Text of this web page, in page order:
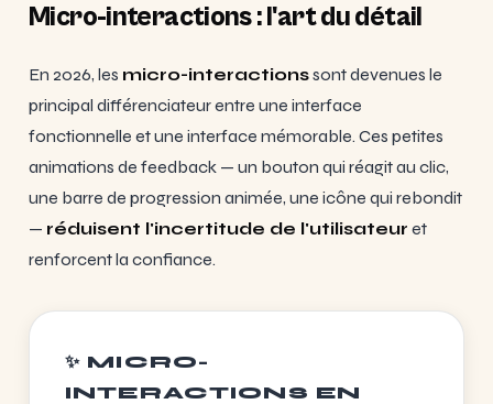
Micro-interactions : l'art du détail
En 2026, les micro-interactionssont devenues le
principal différenciateur entre une interface
fonctionnelle et une interface mémorable. Ces petites
animations de feedback — un bouton qui réagit au clic,
une barre de progression animée, une icône qui rebondit
— réduisent l'incertitude de l'utilisateur et
renforcent la confiance.
✨ MICRO-
INTERACTIONS EN